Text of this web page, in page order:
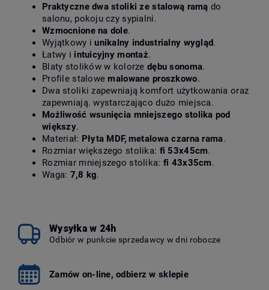
Praktyczne dwa stoliki ze stalową ramą do
salonu, pokoju czy sypialni.
Wzmocnione na dole.
Wyjątkowy iunikalny industrialny wygląd.
Łatwy i intuicyjny montaż.
Blaty stolików w kolorze dębu sonoma.
Profile stalowemalowane proszkowo.
Dwa stoliki zapewniają komfort użytkowania oraz
zapewniają. wystarczająco dużo miejsca.
Możliwość wsunięcia mniejszego stolika pod
większy.
Materiał: Płyta MDF, metalowa czarna rama.
Rozmiar większego stolika: fi 53x45cm.
Rozmiar mniejszego stolika: fi 43x35cm.
Waga: 7,8 kg.
Wysyłka w 24h
Odbiór w punkcie sprzedawcy w dni robocze
Zamów on-line, odbierz w sklepie